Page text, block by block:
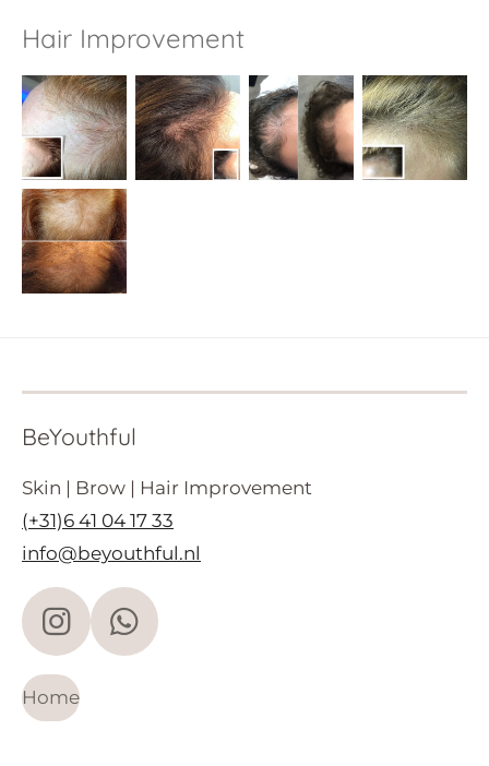
Hair Improvement
BeYouthful
Skin | Brow | Hair Improvement
(+31)6 41 04 17 33
info@beyouthful.nl
I
n
s
W
Home